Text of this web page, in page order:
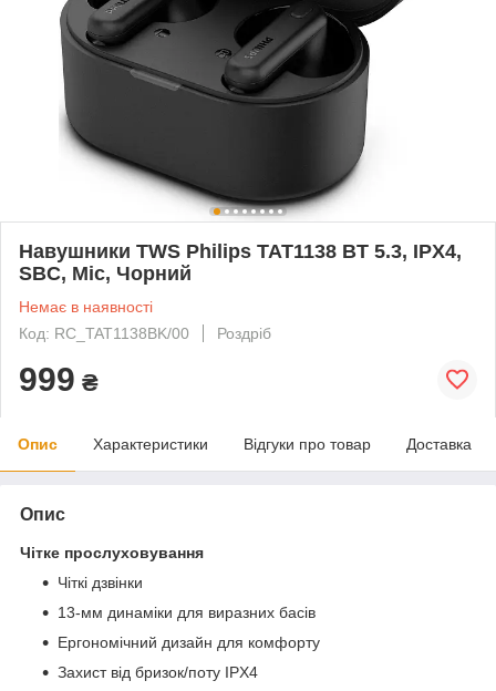
Навушники TWS Philips TAT1138 BT 5.3, IPX4,
SBC, Mic, Чорний
Немає в наявності
Код: RC_TAT1138BK/00
Роздріб
999 ₴
Опис Характеристики Відгуки про товар Доставка
Опис
Чітке прослуховування
Чіткі дзвінки
13-мм динаміки для виразних басів
Ергономічний дизайн для комфорту
Захист від бризок/поту IPX4